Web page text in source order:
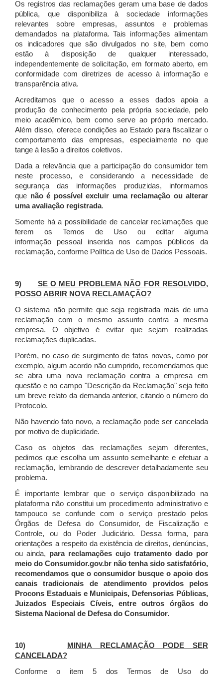
Os registros das reclamações geram uma base de dados
pública, que disponibiliza à sociedade informações
relevantes sobre empresas, assuntos e problemas
demandados na plataforma. Tais informações alimentam
os indicadores que são divulgados no site, bem como
estão à disposição de qualquer interessado,
independentemente de solicitação, em formato aberto, em
conformidade com diretrizes de acesso à informação e
transparência ativa.
Acreditamos que o acesso a esses dados apoia a
produção de conhecimento pela própria sociedade, pelo
meio acadêmico, bem como serve ao próprio mercado.
Além disso, oferece condições ao Estado para fiscalizar o
comportamento das empresas, especialmente no que
tange à lesão a direitos coletivos.
Dada a relevância que a participação do consumidor tem
neste processo, e considerando a necessidade de
segurança das informações produzidas, informamos
que não é possível excluir uma reclamação ou alterar
uma avaliação registrada.
Somente há a possibilidade de cancelar reclamações que
ferem os Temos de Uso ou editar alguma
informação pessoal inserida nos campos públicos da
reclamação, conforme Política de Uso de Dados Pessoais.
9) SE O MEU PROBLEMA NÃO FOR RESOLVIDO,
POSSO ABRIR NOVA RECLAMAÇÃO?
O sistema não permite que seja registrada mais de uma
reclamação com o mesmo assunto contra a mesma
empresa. O objetivo é evitar que sejam realizadas
reclamações duplicadas.
Porém, no caso de surgimento de fatos novos, como por
exemplo, algum acordo não cumprido, recomendamos que
se abra uma nova reclamação contra a empresa em
questão e no campo "Descrição da Reclamação" seja feito
um breve relato da demanda anterior, citando o número do
Protocolo.
Não havendo fato novo, a reclamação pode ser cancelada
por motivo de duplicidade.
Caso os objetos das reclamações sejam diferentes,
pedimos que escolha um assunto semelhante e efetuar a
reclamação, lembrando de descrever detalhadamente seu
problema.
É importante lembrar que o serviço disponibilizado na
plataforma não constitui um procedimento administrativo e
tampouco se confunde com o serviço prestado pelos
Órgãos de Defesa do Consumidor, de Fiscalização e
Controle, ou do Poder Judiciário. Dessa forma, para
orientações a respeito da existência de direitos, denúncias,
ou ainda, para reclamações cujo tratamento dado por
meio do Consumidor.gov.br não tenha sido satisfatório,
recomendamos que o consumidor busque o apoio dos
canais tradicionais de atendimento providos pelos
Procons Estaduais e Municipais, Defensorias Públicas,
Juizados Especiais Cíveis, entre outros órgãos do
Sistema Nacional de Defesa do Consumidor.
10)
MINHA RECLAMAÇÃO PODE SER
CANCELADA?
Conforme o item 5 dos Termos de Uso do